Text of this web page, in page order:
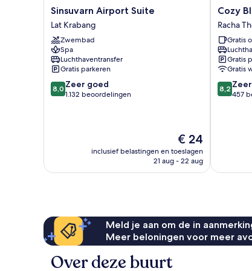
Sinsuvarn
Airport
Suite
Lat
Krabang
Sinsuvarn Airport Suite
Lat Krabang
Zwembad
Spa
Luchthaventransfer
Gratis parkeren
8.0
van
beoordelingen
8,0 Zeer goed
1.132 beoordelingen
De
prijs
is
€ 24
inclusief belastingen en toeslagen
21 aug - 22 aug
Cozy
Blu
Racha
Thewa
Cozy
Racha
Gratis
Gratis
Gratis
8.2
van
8,2
457
Meld je aan om de in
Meer beloningen voor meer
Over deze buurt